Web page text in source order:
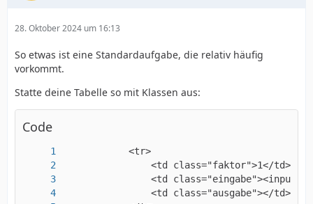
28. Oktober 2024 um 16:13
So etwas ist eine Standardaufgabe, die relativ häufig
vorkommt.
Statte deine Tabelle so mit Klassen aus:
Code